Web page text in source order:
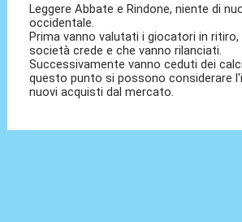
Leggere Abbate e Rindone, niente di
occidentale.
Prima vanno valutati i giocatori in
società crede e che vanno rilanciati.
Successivamente vanno ceduti dei
questo punto si possono considerare
nuovi acquisti dal mercato.